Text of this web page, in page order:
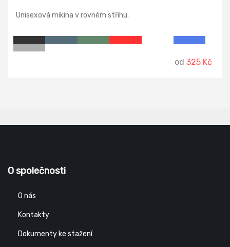
Unisexová mikina v rovném střihu.
od 325 Kč
O společnosti
O nás
Kontakty
Dokumenty ke stažení